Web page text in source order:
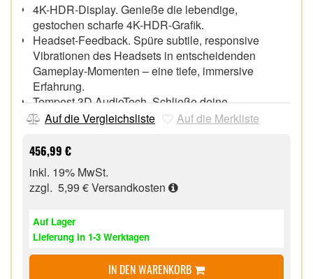
4K-HDR-Display. Genieße die lebendige,
gestochen scharfe 4K-HDR-Grafik.
Headset-Feedback. Spüre subtile, responsive
Vibrationen des Headsets in entscheidenden
Gameplay-Momenten – eine tiefe, immersive
Erfahrung.
Tempest 3D AudioTech. Schließe deine
Stereokopfhörer an und höre mit Tempest 3D
Klanglandschaften, woher die Geräusche kommen,
denn der Ton passt sich dynamisch an deine
Position und Kopfbewegungen an.
Fingerberührungserkennung. Interagiere ganz
im Spiel.
Haptisches Feedback. Unterschiedliche
Vibrationen, die über die PS VR2 Sense-Controller
übertragen werden.
Auf die Vergleichsliste Auf die Merkliste
456,99 €
inkl. 19% MwSt.
zzgl. 5,99 €Versandkosten
Auf Lager
Lieferung in 1-3 Werktagen
IN DEN WARENKORB